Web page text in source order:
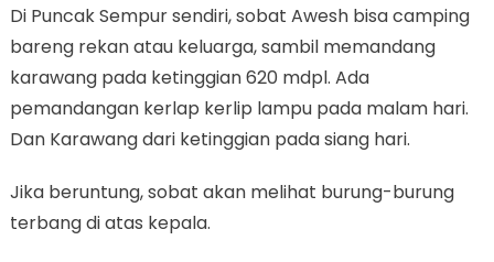
Di Puncak Sempur sendiri, sobat Awesh bisa camping
bareng rekan atau keluarga, sambil memandang
karawang pada ketinggian 620 mdpl. Ada
pemandangan kerlap kerlip lampu pada malam hari.
Dan Karawang dari ketinggian pada siang hari.
Jika beruntung, sobat akan melihat burung-burung
terbang di atas kepala.